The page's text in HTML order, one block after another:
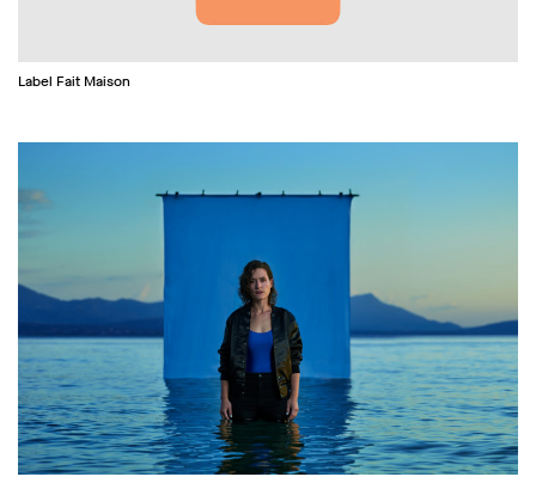
Label Fait Maison